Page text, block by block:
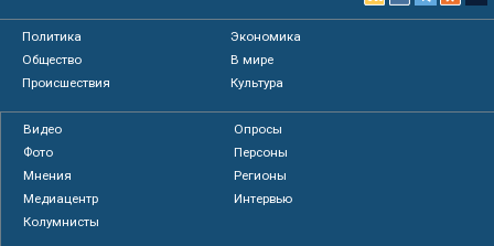
Политика
Экономика
Общество
В мире
Происшествия
Культура
Видео
Опросы
Фото
Персоны
Мнения
Регионы
Медиацентр
Интервью
Колумнисты